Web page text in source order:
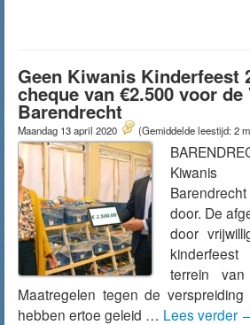
Geen Kiwanis Kinderfeest
cheque van €2.500 voor
Barendrecht
Maandag 13 april 2020 (Gemiddelde leestijd: 2
Kiwanis
door. De
door
terrein
Maatregelen tegen de
hebben ertoe geleid … Lees verder